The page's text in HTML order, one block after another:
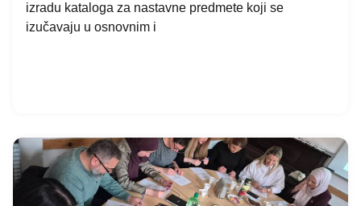
izradu kataloga za nastavne predmete koji se
izučavaju u osnovnim i